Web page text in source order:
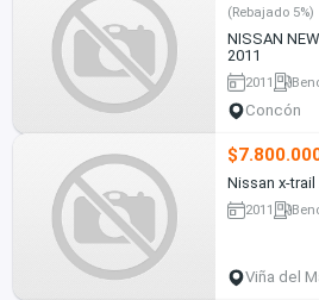
(Rebajado 5%)
NISSAN
2011
2011
Concón
Nissan x-trail
2011
Viña del